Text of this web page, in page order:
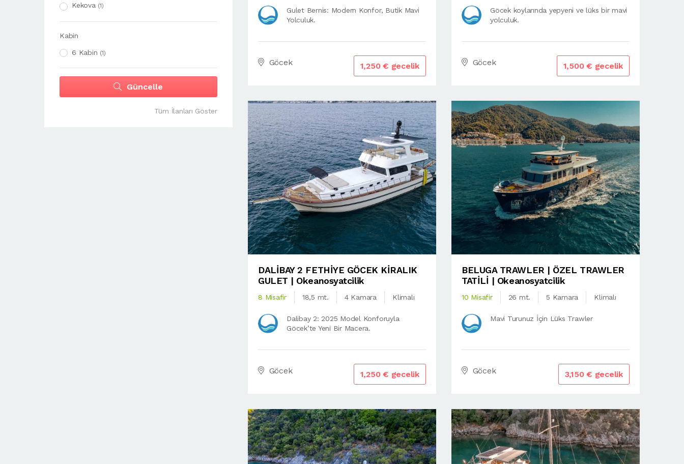
Kekova (1)
Kabin
6 Kabin (1)
Güncelle
Tüm İlanları Göster
Gulet Bernis: Modern Konfor, Butik Mavi
Yolculuk.
Göcek 1,250 € gecelik
Göcek koylarında yepyeni ve lüks bir mavi
yolculuk.
Göcek 1,500 € gecelik
DALİBAY 2 FETHİYE GÖCEK KİRALIK
GULET | Okeanosyatcilik
8 Misafir 18,5 mt. 4 Kamara Klimalı
Dalibay 2: 2025 Model Konforuyla
Göcek’te Yeni Bir Macera.
Göcek 1,250 € gecelik
BELUGA TRAWLER | ÖZEL TRAWLER
TATİLİ | Okeanosyatcilik
10 Misafir 26 mt. 5 Kamara Klimalı
Mavi Turunuz İçin Lüks Trawler
Göcek 3,150 € gecelik